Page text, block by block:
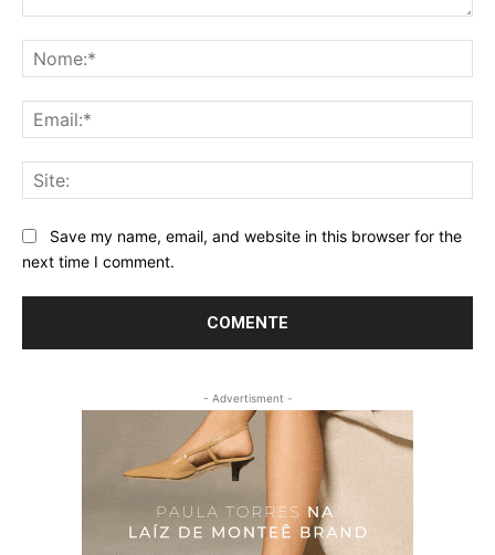
Save my name, email, and website in this browser for the
next time I comment.
- Advertisment -